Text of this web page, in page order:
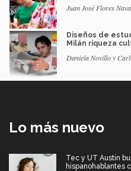
Juan José Flores Nava
Diseños de
Milán riqueza
Daniela Novillo y
Lo más nuevo
Tec y UT Austin
hispanohablantes